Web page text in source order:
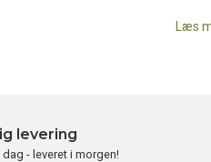
Læs
levering
dag - leveret i morgen!